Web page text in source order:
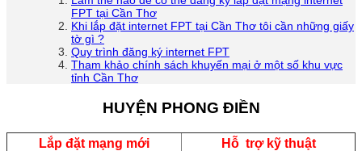
FPT tại Cần Thơ
Khi lắp đặt internet FPT tại Cần Thơ tôi cần những giấy
tờ gì ?
Quy trình đăng ký internet FPT
Tham khảo chính sách khuyến mại ở một số khu vực
tỉnh Cần Thơ
HUYỆN PHONG ĐIỀN
Lắp đặt mạng mới
Hỗ trợ kỹ thuật